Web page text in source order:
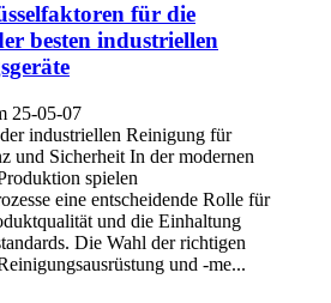
für die
besten industriellen
25-05-07
industriellen Reinigung für
und Sicherheit In der modernen
spielen
eine entscheidende Rolle für
und die Einhaltung
Die Wahl der richtigen
und -me...